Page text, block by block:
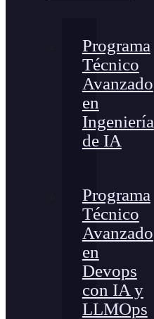
Programa
Técnico
Avanzado
en
Ingeniería
de IA
Programa
Técnico
Avanzado
en
Devops
con IA y
LLMOps